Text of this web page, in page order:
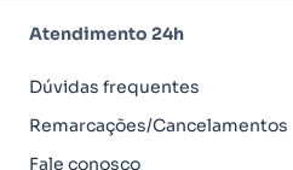
Atendimento 24h
Dúvidas frequentes
Remarcações/Cancelamentos
Fale conosco